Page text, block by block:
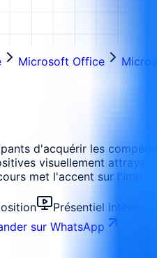
Microsoft Office
d'acquérir les
visuellement
met l'accent sur
Présentiel interne,
sur WhatsApp